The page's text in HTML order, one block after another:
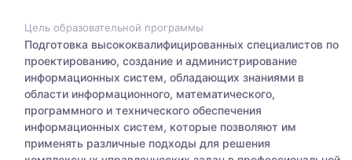
Цель образовательной программы
Подготовка высококвалифицированных специалистов по
проектированию, создание и администрирование
информационных систем, обладающих знаниями в
области информационного, математического,
программного и технического обеспечения
информационных систем, которые позволяют им
применять различные подходы для решения